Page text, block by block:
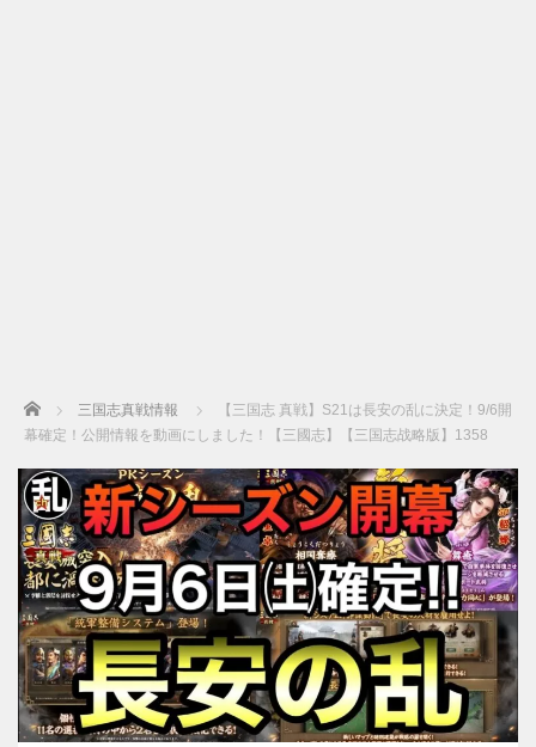
Home 三国志真戦情報
【三国志 真戦】S21は長安の乱に決定！9/6開
幕確定！公開情報を動画にしました！【三國志】【三国志战略版】1358